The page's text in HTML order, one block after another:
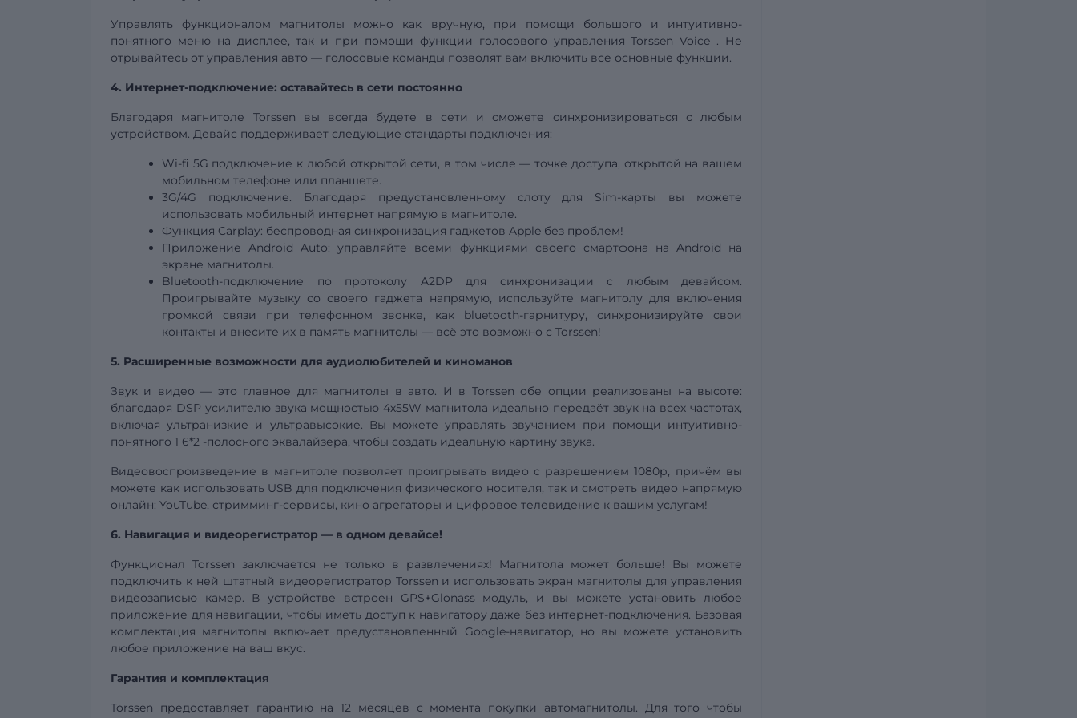
Управлять функционалом магнитолы можно как вручную, при помощи большого и интуитивно-
понятного меню на дисплее, так и при помощи функции голосового управленияTorssen Voice . Не
отрывайтесь от управления авто — голосовые команды позволят вам включить все основные функции.
4. Интернет-подключение: оставайтесь в сети постоянно
Благодаря магнитоле Torssen вы всегда будете в сети и сможете синхронизироваться с любым
устройством. Девайс поддерживает следующие стандарты подключения:
Wi-fi 5G подключение к любой открытой сети, в том числе — точке доступа, открытой на вашем
мобильном телефоне или планшете.
3G/4G подключение. Благодаря предустановленному слоту для Sim-карты вы можете
использовать мобильный интернет напрямую в магнитоле.
Функция Carplay: беспроводная синхронизация гаджетов Apple без проблем!
Приложение Android Auto: управляйте всеми функциями своего смартфона на Android на
экране магнитолы.
Bluetooth-подключение по протоколу A2DP для синхронизации с любым девайсом.
Проигрывайте музыку со своего гаджета напрямую, используйте магнитолу для включения
громкой связи при телефонном звонке, как bluetooth-гарнитуру, синхронизируйте свои
контакты и внесите их в память магнитолы — всё это возможно с Torssen!
5. Расширенные возможности для аудиолюбителей и киноманов
Звук и видео — это главное для магнитолы в авто. И в Torssen обе опции реализованы на высоте:
благодаря DSP усилителю звука мощностью 4х55W магнитола идеально передаёт звук на всех частотах,
включая ультранизкие и ультравысокие. Вы можете управлять звучанием при помощи интуитивно-
понятного 1 6*2 -полосного эквалайзера, чтобы создать идеальную картину звука.
Видеовоспроизведение в магнитоле позволяет проигрывать видео с разрешением 1080р, причём вы
можете как использовать USB для подключения физического носителя, так и смотреть видео напрямую
онлайн: YouTube, стримминг-сервисы, кино агрегаторы и цифровое телевидение к вашим услугам!
6. Навигация и видеорегистратор — в одном девайсе!
Функционал Torssen заключается не только в развлечениях! Магнитола может больше! Вы можете
подключить к ней штатный видеорегистратор Torssen и использовать экран магнитолы для управления
видеозаписью камер. В устройстве встроен GPS+Glonass модуль, и вы можете установить любое
приложение для навигации, чтобы иметь доступ к навигатору даже без интернет-подключения. Базовая
комплектация магнитолы включает предустановленный Google-навигатор, но вы можете установить
любое приложение на ваш вкус.
Гарантия и комплектация
Torssen предоставляет гарантию на 12 месяцев с момента покупки автомагнитолы. Для того чтобы